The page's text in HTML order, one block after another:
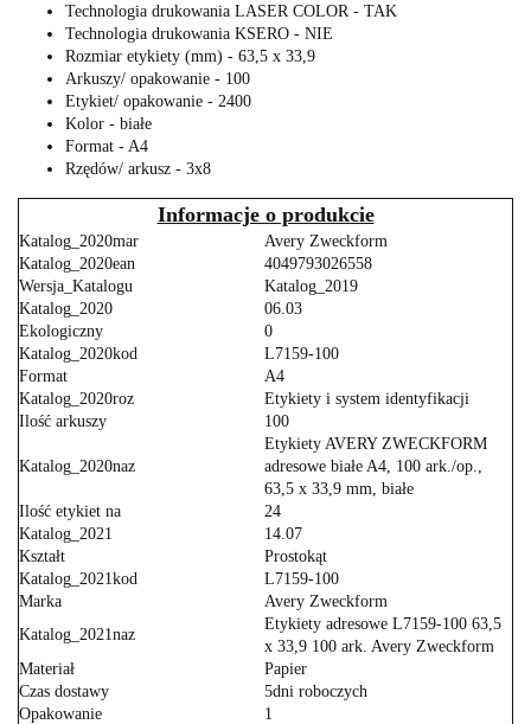
Technologia drukowania LASER COLOR - TAK
Technologia drukowania KSERO - NIE
Rozmiar etykiety (mm) - 63,5 x 33,9
Arkuszy/ opakowanie - 100
Etykiet/ opakowanie - 2400
Kolor - białe
Format - A4
Rzędów/ arkusz - 3x8
Informacje o produkcie
Katalog_2020mar
Avery Zweckform
Katalog_2020ean
4049793026558
Wersja_Katalogu
Katalog_2019
Katalog_2020
06.03
Ekologiczny
0
Katalog_2020kod
L7159-100
Format
A4
Katalog_2020roz
Etykiety i system identyfikacji
Ilość arkuszy
100
Katalog_2020naz
Etykiety AVERY ZWECKFORM
adresowe białe A4, 100 ark./op.,
63,5 x 33,9 mm, białe
Ilość etykiet na
24
Katalog_2021
14.07
Kształt
Prostokąt
Katalog_2021kod
L7159-100
Marka
Avery Zweckform
Katalog_2021naz
Etykiety adresowe L7159-100 63,5
x 33,9 100 ark. Avery Zweckform
Materiał
Papier
Czas dostawy
5dni roboczych
Opakowanie
1